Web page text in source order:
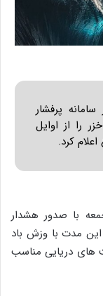
پرفشار
را از اوایل
کرد.
با صدور هشدار
مدت با وزش باد
های دریایی مناسب